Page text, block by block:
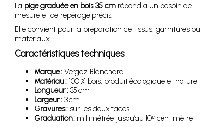
La pige graduée en bois 35 cm répond à un besoin de
mesure et de repérage précis.
Elle convient pour la préparation de tissus, garnitures ou
matériaux.
Caractéristiques techniques :
Marque : Vergez Blanchard
Matériau : 100 % bois, produit écologique et naturel
Longueur : 35 cm
Largeur : 3 cm
Gravures : sur les deux faces
Graduation : millimétrée jusqu’au 10ᵉ centimètre